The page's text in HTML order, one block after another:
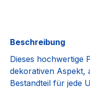
Beschreibung
Dieses hochwertige
dekorativen Aspekt,
Bestandteil für jede